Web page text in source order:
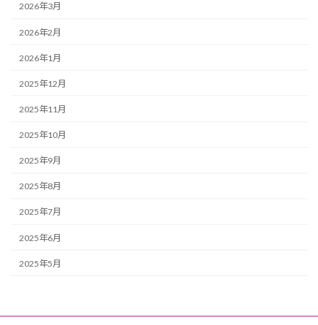
2026年3月
2026年2月
2026年1月
2025年12月
2025年11月
2025年10月
2025年9月
2025年8月
2025年7月
2025年6月
2025年5月